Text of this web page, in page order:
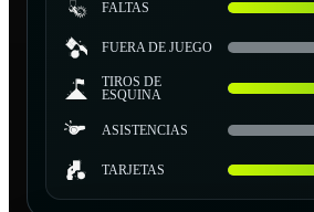
FALTAS
FUERA DE JUEGO
TIROS DE
ESQUINA
ASISTENCIAS
TARJETAS